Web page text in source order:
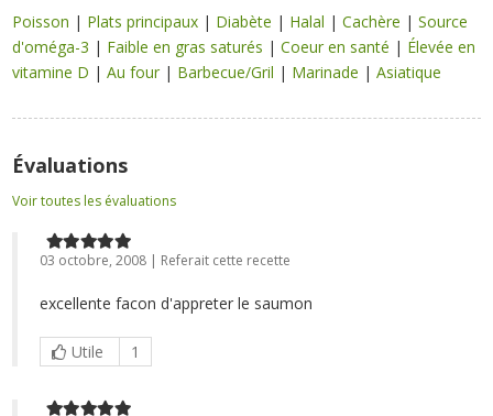
Poisson | Plats principaux | Diabète | Halal |Cachère |Source
d'oméga-3 | Faible en gras saturés |Coeur en santé | Élevée en
vitamine D |Au four | Barbecue/Gril | Marinade |Asiatique
Évaluations
Voir toutes les évaluations
03 octobre, 2008 | Referait cette recette
excellente facon d'appreter le saumon
Utile 1